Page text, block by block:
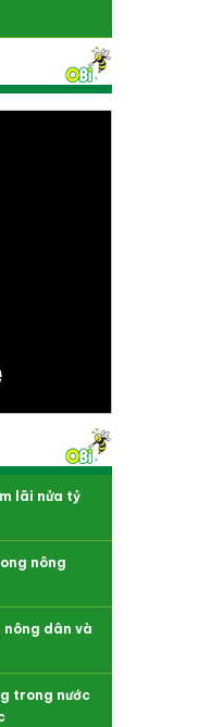
lãi nửa tỷ
nông
nông dân và
trong nước